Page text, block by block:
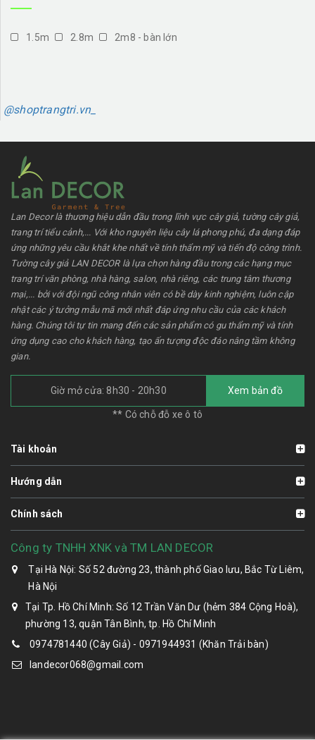
1.5m 2.8m 2m8 - bàn lớn
@shoptrangtri.vn_
Lan Decor là thương hiệu dẫn đầu trong lĩnh vực cây giả, tường cây giả,
trang trí tiểu cảnh,... Với kho nguyên liệu cây lá phong phú, đa dạng đáp
ứng những yêu cầu khắt khe nhất về tính thẩm mỹ và tiến độ công trình.
Tường cây giả LAN DECOR là lựa chọn hàng đầu trong các hạng mục
trang trí văn phòng, nhà hàng, salon, nhà riêng, các trung tâm thương
mại,... bởi với đội ngũ công nhân viên có bề dày kinh nghiệm, luôn cập
nhật các ý tưởng mẫu mã mới nhất đáp ứng nhu cầu của các khách
hàng. Chúng tôi tự tin mang đến các sản phẩm có gu thẩm mỹ và tính
ứng dụng cao cho khách hàng, tạo ấn tượng độc đáo nâng tầm không
gian.
Giờ mở cửa: 8h30 - 20h30 Xem bản đồ
** Có chỗ đỗ xe ô tô
Tài khoản
Hướng dẫn
Chính sách
Công ty TNHH XNK và TM LAN DECOR
Tại Hà Nội: Số 52 đường 23, thành phố Giao lưu, Bắc Từ Liêm,
Hà Nội
Tại Tp. Hồ Chí Minh: Số 12 Trần Văn Dư (hẻm 384 Cộng Hoà),
phường 13, quận Tân Bình, tp. Hồ Chí Minh
0974781440 (Cây Giả) - 0971944931 (Khăn Trải bàn)
landecor068@gmail.com